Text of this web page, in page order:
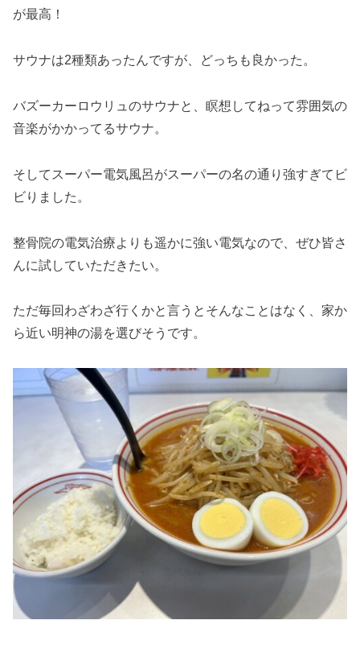
が最高！
サウナは2種類あったんですが、どっちも良かった。
バズーカーロウリュのサウナと、瞑想してねって雰囲気の
音楽がかかってるサウナ。
そしてスーパー電気風呂がスーパーの名の通り強すぎてビ
ビりました。
整骨院の電気治療よりも遥かに強い電気なので、ぜひ皆さ
んに試していただきたい。
ただ毎回わざわざ行くかと言うとそんなことはなく、家か
ら近い明神の湯を選びそうです。